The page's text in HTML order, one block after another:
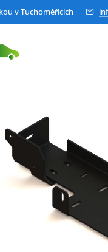
v Tuchoměřicích